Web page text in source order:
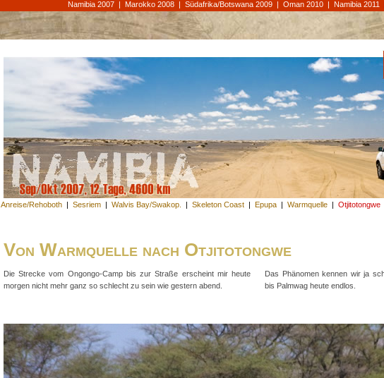
Namibia 2007| Marokko 2008| Südafrika/Botswana 2009| Oman 2010| Namibia 2011
Anreise/Rehoboth| Sesriem| Walvis Bay/Swakop. | Skeleton Coast| Epupa| Warmquelle| Otjitotongwe
Von Warmquelle nach Otjitotongwe
Die Strecke vom Ongongo-Camp bis zur Straße erscheint mir heute
morgen nicht mehr ganz so schlecht zu sein wie gestern abend.
Das Phänomen kennen wir ja
bis Palmwag heute endlos.